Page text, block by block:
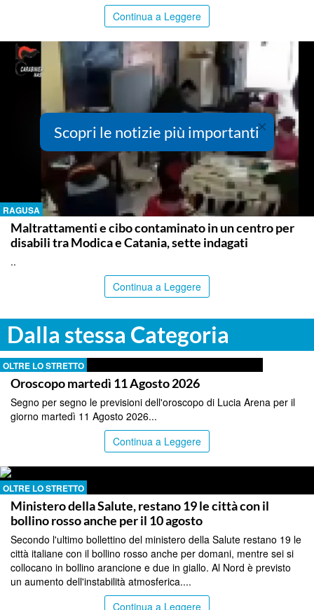
Continua a Leggere
RAGUSA
Maltrattamenti e cibo contaminato in un centro per
disabili tra Modica e Catania, sette indagati
..
Continua a Leggere
Dalla stessa Categoria
OLTRE LO STRETTO
Oroscopo martedì 11 Agosto 2026
Segno per segno le previsioni dell'oroscopo di Lucia Arena per il
giorno martedì 11 Agosto 2026...
Continua a Leggere
OLTRE LO STRETTO
Ministero della Salute, restano 19 le città con il
bollino rosso anche per il 10 agosto
Secondo l'ultimo bollettino del ministero della Salute restano 19 le
città italiane con il bollino rosso anche per domani, mentre sei si
collocano in bollino arancione e due in giallo. Al Nord è previsto
un aumento dell'instabilità atmosferica....
Continua a Leggere
×
Scopri le notizie più importanti